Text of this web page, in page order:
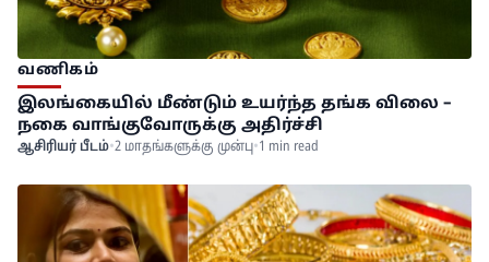
வணிகம்
இலங்கையில் மீண்டும் உயர்ந்த தங்க விலை –
நகை வாங்குவோருக்கு அதிர்ச்சி
ஆசிரியர் பீடம்•2 மாதங்களுக்கு முன்பு•1 min read